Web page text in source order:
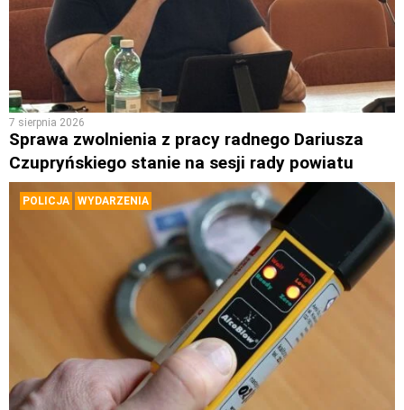
7 sierpnia 2026
Sprawa zwolnienia z pracy radnego Dariusza
Czupryńskiego stanie na sesji rady powiatu
POLICJA WYDARZENIA